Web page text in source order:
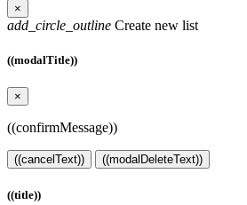
×
add_circle_outline Create new list
((modalTitle))
×
((confirmMessage))
((cancelText)) ((modalDeleteText))
((title))